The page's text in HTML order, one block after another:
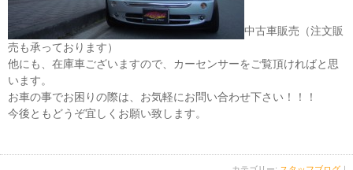
中古車販売（注文販
売も承っております）
他にも、在庫車ございますので、カーセンサーをご覧頂ければと思
います。
お車の事でお困りの際は、お気軽にお問い合わせ下さい！！！
今後ともどうぞ宜しくお願い致します。